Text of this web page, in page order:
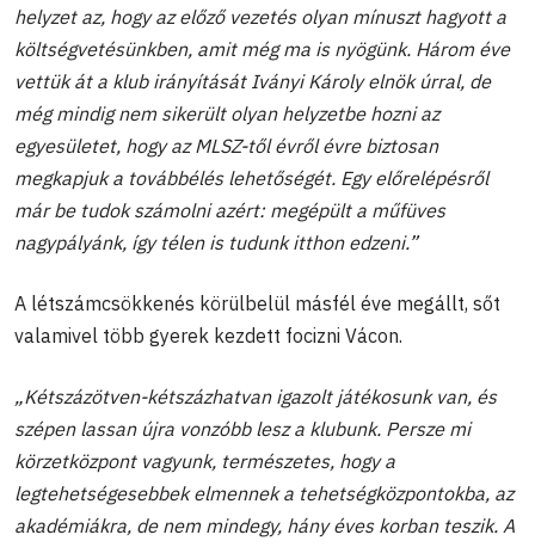
helyzet az, hogy az előző vezetés olyan mínuszt hagyott a
költségvetésünkben, amit még ma is nyögünk. Három éve
vettük át a klub irányítását Iványi Károly elnök úrral, de
még mindig nem sikerült olyan helyzetbe hozni az
egyesületet, hogy az MLSZ-től évről évre biztosan
megkapjuk a továbbélés lehetőségét. Egy előrelépésről
már be tudok számolni azért: megépült a műfüves
nagypályánk, így télen is tudunk itthon edzeni.”
A létszámcsökkenés körülbelül másfél éve megállt, sőt
valamivel több gyerek kezdett focizni Vácon.
„Kétszázötven-kétszázhatvan igazolt játékosunk van, és
szépen lassan újra vonzóbb lesz a klubunk. Persze mi
körzetközpont vagyunk, természetes, hogy a
legtehetségesebbek elmennek a tehetségközpontokba, az
akadémiákra, de nem mindegy, hány éves korban teszik. A